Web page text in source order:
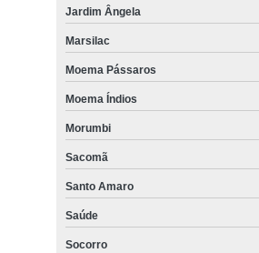
Jardim Ângela
Marsilac
Moema Pássaros
Moema Índios
Morumbi
Sacomã
Santo Amaro
Saúde
Socorro